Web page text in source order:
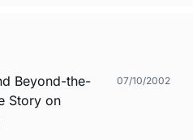
Beyond-the-
Story on
07/10/2002